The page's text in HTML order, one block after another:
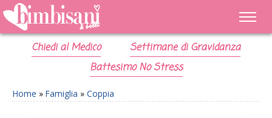
Chiedi al Medico
Settimane di Gravidanza
Battesimo No Stress
Home » Famiglia » Coppia